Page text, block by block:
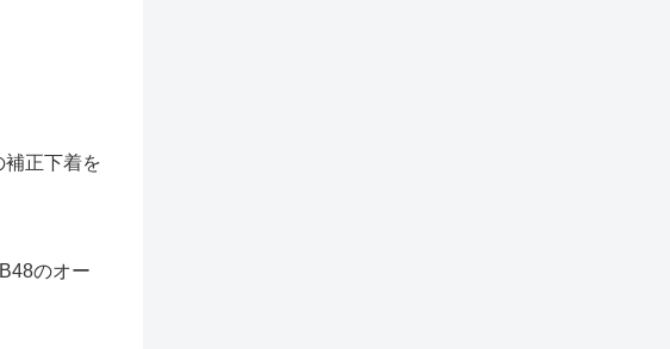
正下着を
のオー